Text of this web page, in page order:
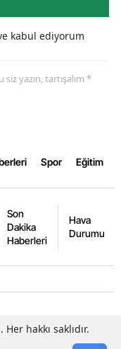
kabul ediyorum
yazın, tartışalım *
Spor Eğitim
Son
Dakika
Haberleri
Hava
Durumu
hakkı saklıdır.